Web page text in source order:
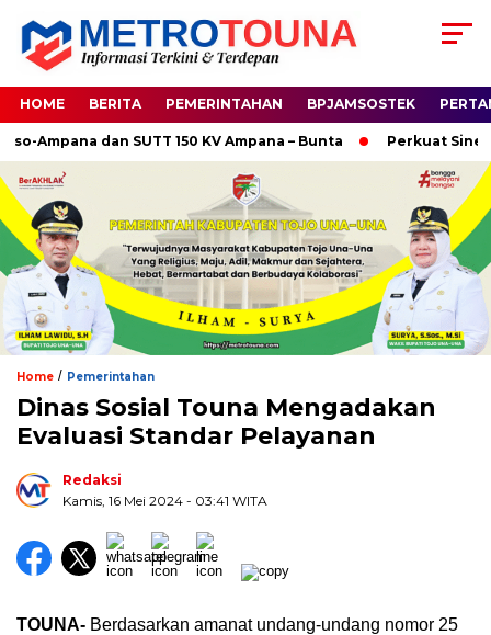
HOME BERITA PEMERINTAHAN BPJAMSOSTEK
dan SUTT 150 KV Ampana – Bunta Perkuat Sinergi
Home / Pemerintahan
Dinas Sosial Touna Mengadakan
Evaluasi Standar Pelayanan
Redaksi
Kamis, 16 Mei 2024 - 03:41 WITA
TOUNA- Berdasarkan amanat undang-undang nomor 25